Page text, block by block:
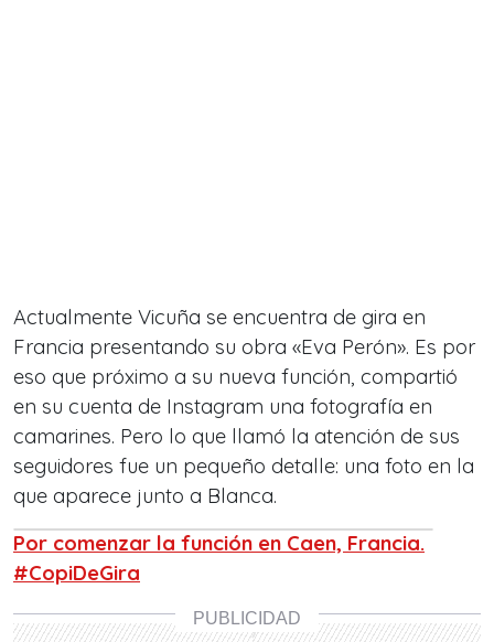
Actualmente Vicuña se encuentra de gira en
Francia presentando su obra «Eva Perón». Es por
eso que próximo a su nueva función, compartió
en su cuenta de Instagram una fotografía en
camarines. Pero lo que llamó la atención de sus
seguidores fue un pequeño detalle: una foto en la
que aparece junto a Blanca.
Por comenzar la función en Caen, Francia.
#CopiDeGira